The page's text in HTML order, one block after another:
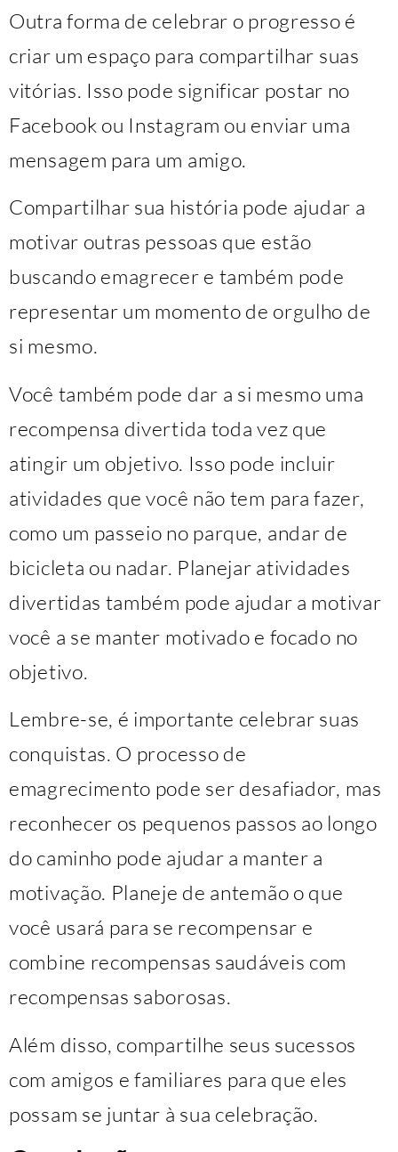
Outra forma de celebrar o progresso é
criar um espaço para compartilhar suas
vitórias. Isso pode significar postar no
Facebook ou Instagram ou enviar uma
mensagem para um amigo.
Compartilhar sua história pode ajudar a
motivar outras pessoas que estão
buscando emagrecer e também pode
representar um momento de orgulho de
si mesmo.
Você também pode dar a si mesmo uma
recompensa divertida toda vez que
atingir um objetivo. Isso pode incluir
atividades que você não tem para fazer,
como um passeio no parque, andar de
bicicleta ou nadar. Planejar atividades
divertidas também pode ajudar a motivar
você a se manter motivado e focado no
objetivo.
Lembre-se, é importante celebrar suas
conquistas. O processo de
emagrecimento pode ser desafiador, mas
reconhecer os pequenos passos ao longo
do caminho pode ajudar a manter a
motivação. Planeje de antemão o que
você usará para se recompensar e
combine recompensas saudáveis ​​com
recompensas saborosas.
Além disso, compartilhe seus sucessos
com amigos e familiares para que eles
possam se juntar à sua celebração.